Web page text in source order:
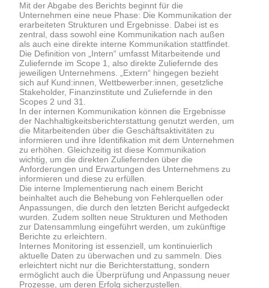
Mit der Abgabe des Berichts beginnt für die
Unternehmen eine neue Phase: Die Kommunikation der
erarbeiteten Strukturen und Ergebnisse. Dabei ist es
zentral, dass sowohl eine Kommunikation nach außen
als auch eine direkte interne Kommunikation stattfindet.
Die Definition von „Intern“ umfasst Mitarbeitende und
Zuliefernde im Scope 1, also direkte Zuliefernde des
jeweiligen Unternehmens. „Extern“ hingegen bezieht
sich auf Kund:innen, Wettbewerber:innen, gesetzliche
Stakeholder, Finanzinstitute und Zuliefernde in den
Scopes 2 und 31.
In der internen Kommunikation können die Ergebnisse
der Nachhaltigkeitsberichterstattung genutzt werden, um
die Mitarbeitenden über die Geschäftsaktivitäten zu
informieren und ihre Identifikation mit dem Unternehmen
zu erhöhen. Gleichzeitig ist diese Kommunikation
wichtig, um die direkten Zuliefernden über die
Anforderungen und Erwartungen des Unternehmens zu
informieren und diese zu erfüllen.
Die interne Implementierung nach einem Bericht
beinhaltet auch die Behebung von Fehlerquellen oder
Anpassungen, die durch den letzten Bericht aufgedeckt
wurden. Zudem sollten neue Strukturen und Methoden
zur Datensammlung eingeführt werden, um zukünftige
Berichte zu erleichtern.
Internes Monitoring ist essenziell, um kontinuierlich
aktuelle Daten zu überwachen und zu sammeln. Dies
erleichtert nicht nur die Berichterstattung, sondern
ermöglicht auch die Überprüfung und Anpassung neuer
Prozesse, um deren Erfolg sicherzustellen.